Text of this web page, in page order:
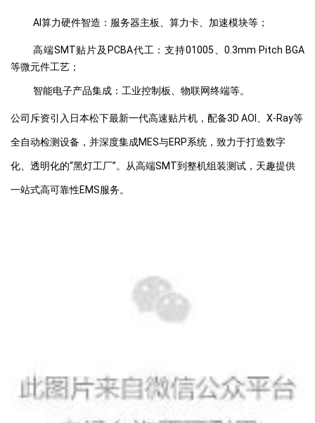
AI算力硬件智造：服务器主板、算力卡、加速模块等；
高端SMT贴片及PCBA代工：支持01005、0.3mm Pitch BGA
等微元件工艺；
智能电子产品集成：工业控制板、物联网终端等。
公司斥资引入日本松下最新一代高速贴片机，配备3D AOI、X-Ray等
全自动检测设备，并深度集成MES与ERP系统，致力于打造数字
化、透明化的“黑灯工厂”。从高端SMT到整机组装测试，天趣提供
一站式高可靠性EMS服务。